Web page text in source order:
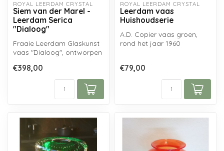
ROYAL LEERDAM CRYSTAL
Siem van der Marel -
Leerdam Serica
"Dialoog"
Fraaie Leerdam Glaskunst
vaas "Dialoog", ontworpen
ge...
€398,00
ROYAL LEERDAM CRYSTAL
Leerdam vaas
Huishoudserie
A.D. Copier vaas groen,
rond het jaar 1960
€79,00